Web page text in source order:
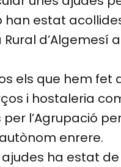
han estat
d’Algemesí
els que hem fet
i hostaleria
l’Agrupació
enrere.
ajudes ha estat